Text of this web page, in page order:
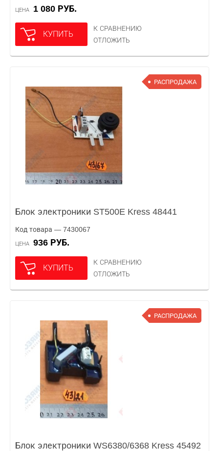
ЦЕНА 1 080 РУБ.
КУПИТЬ
К СРАВНЕНИЮ
ОТЛОЖИТЬ
РАСПРОДАЖА
Блок электроники ST500E Kress 48441
Код товара — 7430067
ЦЕНА 936 РУБ.
КУПИТЬ
К СРАВНЕНИЮ
ОТЛОЖИТЬ
РАСПРОДАЖА
Блок электроники WS6380/6368 Kress 45492